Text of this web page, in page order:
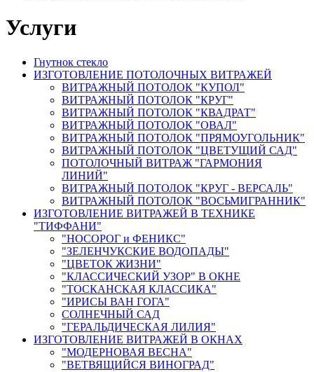
Услуги
Гнутнок стекло
ИЗГОТОВЛЕНИЕ ПОТОЛОЧНЫХ ВИТРАЖЕЙ
ВИТРАЖНЫЙ ПОТОЛОК "КУПОЛ"
ВИТРАЖНЫЙ ПОТОЛОК "КРУГ"
ВИТРАЖНЫЙ ПОТОЛОК "КВАДРАТ"
ВИТРАЖНЫЙ ПОТОЛОК "ОВАЛ"
ВИТРАЖНЫЙ ПОТОЛОК "ПРЯМОУГОЛЬНИК"
ВИТРАЖНЫЙ ПОТОЛОК "ЦВЕТУЩИЙ САД"
ПОТОЛОЧНЫЙ ВИТРАЖ "ГАРМОНИЯ
ЛИНИЙ"
ВИТРАЖНЫЙ ПОТОЛОК "КРУГ - ВЕРСАЛЬ"
ВИТРАЖНЫЙ ПОТОЛОК "ВОСЬМИГРАННИК"
ИЗГОТОВЛЕНИЕ ВИТРАЖЕЙ В ТЕХНИКЕ
"ТИФФАНИ"
"НОСОРОГ и ФЕНИКС"
"ЗЕЛЕНЧУКСКИЕ ВОДОПАДЫ"
"ЦВЕТОК ЖИЗНИ"
"КЛАССИЧЕСКИЙ УЗОР" В ОКНЕ
"ТОСКАНСКАЯ КЛАССИКА"
"ИРИСЫ ВАН ГОГА"
СОЛНЕЧНЫЙ САД
"ГЕРАЛЬДИЧЕСКАЯ ЛИЛИЯ"
ИЗГОТОВЛЕНИЕ ВИТРАЖЕЙ В ОКНАХ
"МОДЕРНОВАЯ ВЕСНА"
"ВЕТВЯЩИЙСЯ ВИНОГРАД"